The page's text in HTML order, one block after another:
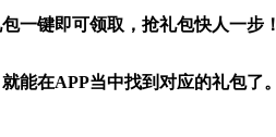
一键即可领取，抢礼包快人一步！
能在APP当中找到对应的礼包了。